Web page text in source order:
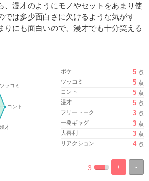
、漫才のようにモノやセットをあまり使
では多少面白さに欠けるような気がす
りにも面白いので、漫才でも十分笑える
ボケ 5 点
ツッコミ
5 点
コント
5 点
漫才
5 点
フリートーク
3 点
一発ギャグ
3 点
大喜利
3 点
リアクション
4 点
-
+
% 100%
3